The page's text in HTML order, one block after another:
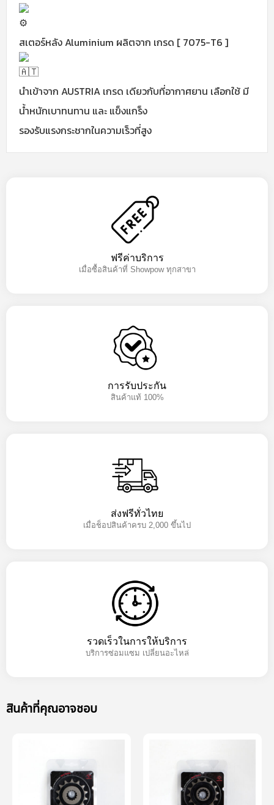
สเตอร์หลัง Aluminium ผลิตจาก เกรด [ 7075-T6 ]
นำเข้าจาก AUSTRIA เกรด เดียวกับที่อากาศยาน เลือกใช้ มี
น้ำหนักเบาทนทาน และ แข็งแกร็ง
รองรับแรงกระชากในความเร็วที่สูง
ฟรีค่าบริการ
เมื่อซื้อสินค้าที่ Showpow ทุกสาขา
การรับประกัน
สินค้าแท้ 100%
ส่งฟรีทั่วไทย
เมื่อช็อปสินค้าครบ 2,000 ขึ้นไป
รวดเร็วในการให้บริการ
บริการซ่อมแซม เปลี่ยนอะไหล่
สินค้าที่คุณอาจชอบ